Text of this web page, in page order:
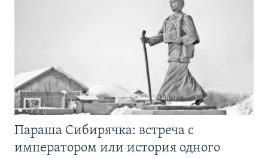
Параша Сибирячка: встреча с
императором или история одного